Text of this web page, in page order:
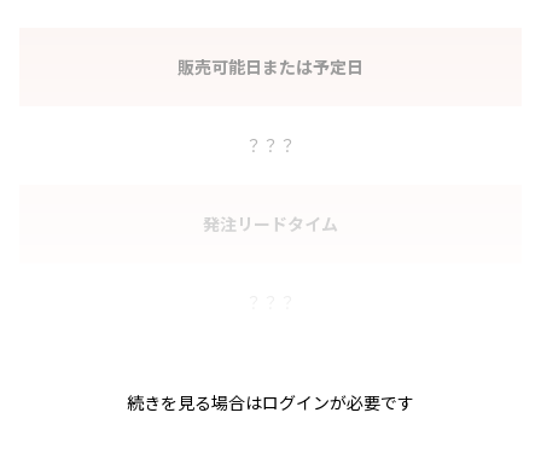
販売可能日または予定日
？？？
発注リードタイム
続きを見る場合はログインが必要です